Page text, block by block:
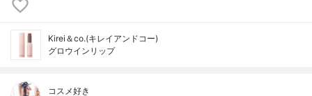
Kirei＆co.(キレイアンドコー)
グロウインリップ
コスメ好き